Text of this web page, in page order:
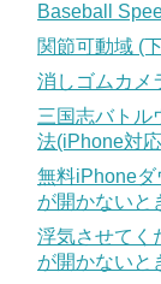
Baseball
関節可動域 (
消しゴムカメ
三国志バトル
法(iPhone対
無料iPhoneダ
が開かないと
浮気させてく
が開かないと